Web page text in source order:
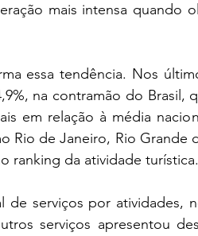
mais intensa quando
essa tendência. Nos
na contramão do Brasil,
em relação à média
Rio de Janeiro, Rio Grande
ranking da atividade turística.
de serviços por atividades,
serviços apresentou